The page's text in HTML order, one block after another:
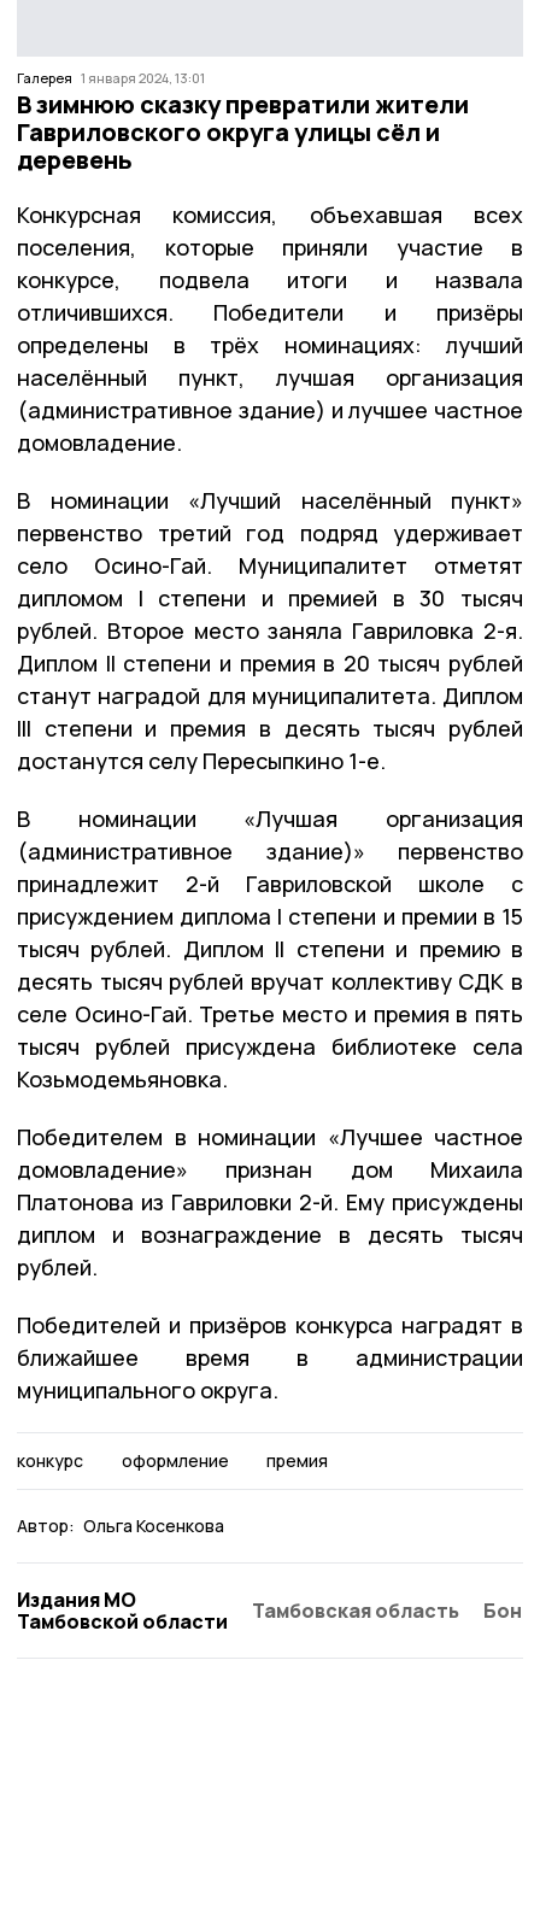
Галерея 1 января 2024, 13:01
В зимнюю сказку превратили жители
Гавриловского округа улицы сёл и
деревень
Конкурсная комиссия, объехавшая всех
поселения, которые приняли участие в
конкурсе, подвела итоги и назвала
отличившихся. Победители и призёры
определены в трёх номинациях: лучший
населённый пункт, лучшая организация
(административное здание) и лучшее частное
домовладение.
В номинации «Лучший населённый пункт»
первенство третий год подряд удерживает
село Осино-Гай. Муниципалитет отметят
дипломом I степени и премией в 30 тысяч
рублей. Второе место заняла Гавриловка 2-я.
Диплом II степени и премия в 20 тысяч рублей
станут наградой для муниципалитета. Диплом
III степени и премия в десять тысяч рублей
достанутся селу Пересыпкино 1-е.
В номинации «Лучшая организация
(административное здание)» первенство
принадлежит 2-й Гавриловской школе с
присуждением диплома I степени и премии в 15
тысяч рублей. Диплом II степени и премию в
десять тысяч рублей вручат коллективу СДК в
селе Осино-Гай. Третье место и премия в пять
тысяч рублей присуждена библиотеке села
Козьмодемьяновка.
Победителем в номинации «Лучшее частное
домовладение» признан дом Михаила
Платонова из Гавриловки 2-й. Ему присуждены
диплом и вознаграждение в десять тысяч
рублей.
Победителей и призёров конкурса наградят в
ближайшее время в администрации
муниципального округа.
конкурс оформление премия
Автор: Ольга Косенкова
Издания МО
Тамбовской области
Тамбовская область